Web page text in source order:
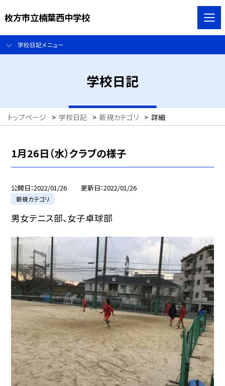
枚方市立楠葉西中学校
学校日記メニュー
学校日記
トップページ > 学校日記 > 新規カテゴリ > 詳細
1月26日（水）クラブの様子
公開日 2022/01/26 更新日 2022/01/26
新規カテゴリ
男女テニス部、女子卓球部